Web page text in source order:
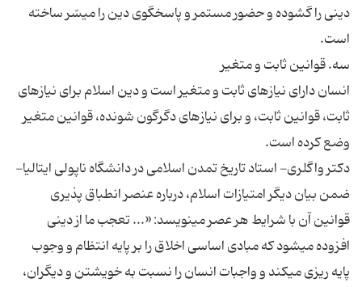
دينى را گشوده و حضور مستمر و پاسخ‏گوى دين را ميسّر ساخته
است.
سه. قوانين ثابت و متغير
انسان داراى نيازهاى ثابت و متغير است و دين اسلام براى نيازهاى
ثابت، قوانين ثابت، و براى نيازهاى دگرگون شونده، قوانين متغير
وضع كرده است.
دكتر واگلرى- استاد تاريخ تمدن اسلامى در دانشگاه ناپولى ايتاليا-
ضمن بيان ديگر امتيازات اسلام، درباره عنصر انطباق پذيرى
قوانين آن با شرايط هر عصر مى‏نويسد: «... تعجب ما از دينى
افزوده مى‏شود كه مبادى اساسى اخلاق را بر پايه انتظام و وجوب
پايه ريزى مى‏كند و واجبات انسان را نسبت به خويشتن و ديگران،